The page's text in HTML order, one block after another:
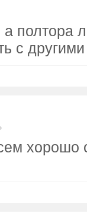
а полтора
с
хорошо